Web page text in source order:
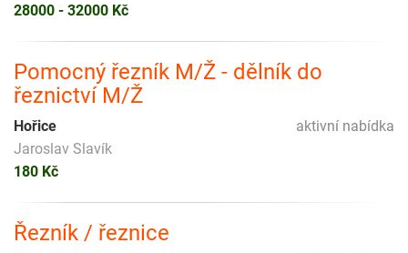
28000 - 32000 Kč
Pomocný řezník M/Ž - dělník do
řeznictví M/Ž
aktivní nabídka
Hořice
Jaroslav Slavík
180 Kč
Řezník / řeznice